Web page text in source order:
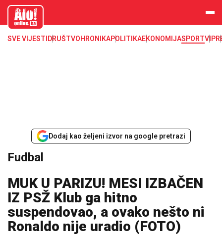
aloonline.b
SVE VIJESTI DRUŠTVOHRONIKAPOLITIKAEKONOMIJASPORTVIP
Dodaj kao željeni izvor na google pretrazi
Fudbal
MUK U PARIZU! MESI IZBAČEN
IZ PSŽ Klub ga hitno
suspendovao, a ovako nešto ni
Ronaldo nije uradio (FOTO)